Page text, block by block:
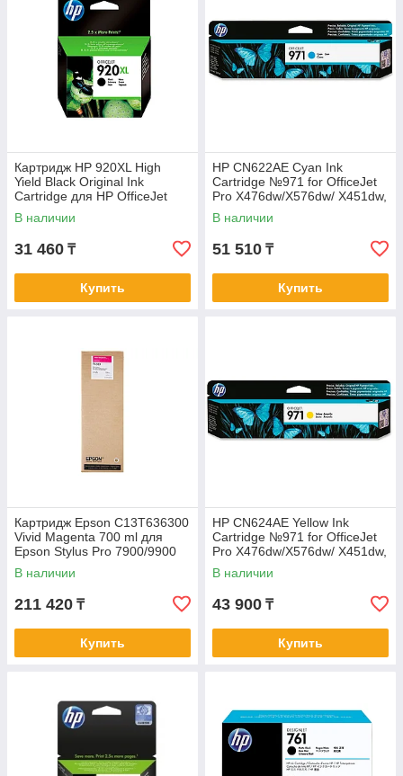
Картридж HP 920XL High
Yield Black Original Ink
Cartridge для HP OfficeJet
6000, 6500, 7000, 7500 series
В наличии
31 460 ₸
Купить
HP CN622AE Cyan Ink
Cartridge №971 for OfficeJet
Pro X476dw/X576dw/ X451dw,
up to 2500 pages.
В наличии
51 510 ₸
Купить
Картридж Epson C13T636300
Vivid Magenta 700 ml для
Epson Stylus Pro 7900/9900
В наличии
211 420 ₸
Купить
HP CN624AE Yellow Ink
Cartridge №971 for OfficeJet
Pro X476dw/X576dw/ X451dw,
up to 2500 pages.
В наличии
43 900 ₸
Купить